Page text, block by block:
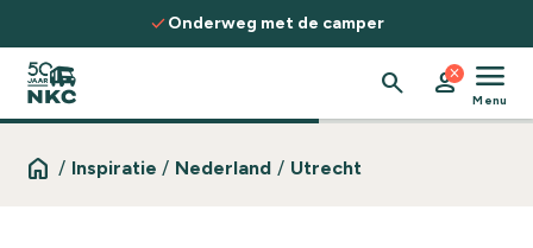
Spring naar de inhoud
checkOnderweg met de camper
search person
close menu
Menu
home / Inspiratie / Nederland / Utrecht